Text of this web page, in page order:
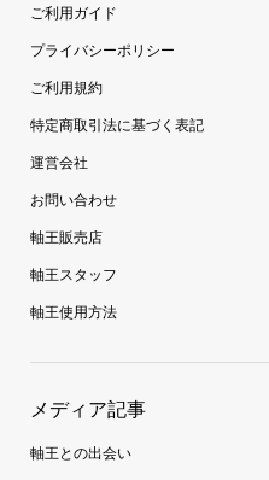
ご利用ガイド
プライバシーポリシー
ご利用規約
特定商取引法に基づく表記
運営会社
お問い合わせ
軸王販売店
軸王スタッフ
軸王使用方法
メディア記事
軸王との出会い